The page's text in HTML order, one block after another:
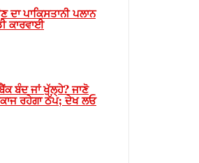
ਦਾ ਪਾਕਿਸਤਾਨੀ ਪਲਾਨ
ਕਾਰਵਾਈ
ਬੰਦ ਜਾਂ ਖੁੱਲ੍ਹੇ? ਜਾਣੋ
ਰਹੇਗਾ ਠੱਪ; ਦੇਖ ਲਓ